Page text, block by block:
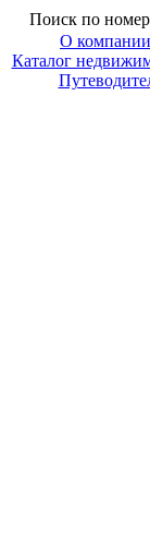
Поиск по
О
Каталог